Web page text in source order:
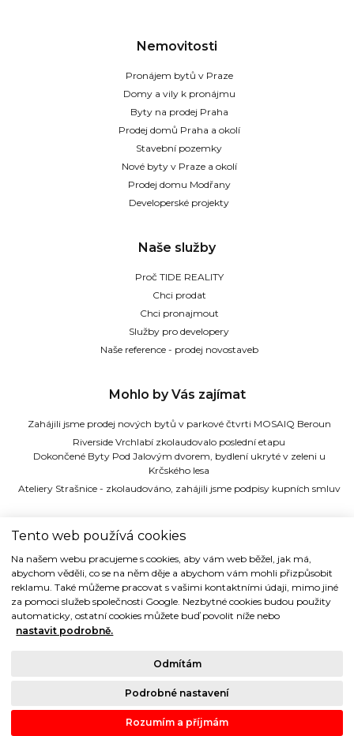
Nemovitosti
Pronájem bytů v Praze
Domy a vily k pronájmu
Byty na prodej Praha
Prodej domů Praha a okolí
Stavební pozemky
Nové byty v Praze a okolí
Prodej domu Modřany
Developerské projekty
Naše služby
Proč TIDE REALITY
Chci prodat
Chci pronajmout
Služby pro developery
Naše reference - prodej novostaveb
Mohlo by Vás zajímat
Zahájili jsme prodej nových bytů v parkové čtvrti MOSAIQ Beroun
Riverside Vrchlabí zkolaudovalo poslední etapu
Dokončené Byty Pod Jalovým dvorem, bydlení ukryté v zeleni u
Krčského lesa
Ateliery Strašnice - zkolaudováno, zahájili jsme podpisy kupních smluv
TIDE REALITY s.r.o.
Dřevná 2, 128 00 Praha 2
Tel: (+420) 224 914 914
e-mail:info@tide.cz
Copyright © 1993-2018 TIDE REALITY s.r.o.. Všechna práva vyhrazena.
Tento web používá cookies
Na našem webu pracujeme s cookies, aby vám web běžel, jak má,
abychom věděli, co se na něm děje a abychom vám mohli přizpůsobit
reklamu. Také můžeme pracovat s vašimi kontaktními údaji, mimo jiné
za pomoci služeb společnosti Google. Nezbytné cookies budou použity
automaticky, ostatní cookies můžete buď povolit níže nebo
nastavit podrobně.
Odmítám
Podrobné nastavení
Rozumím a příjmám